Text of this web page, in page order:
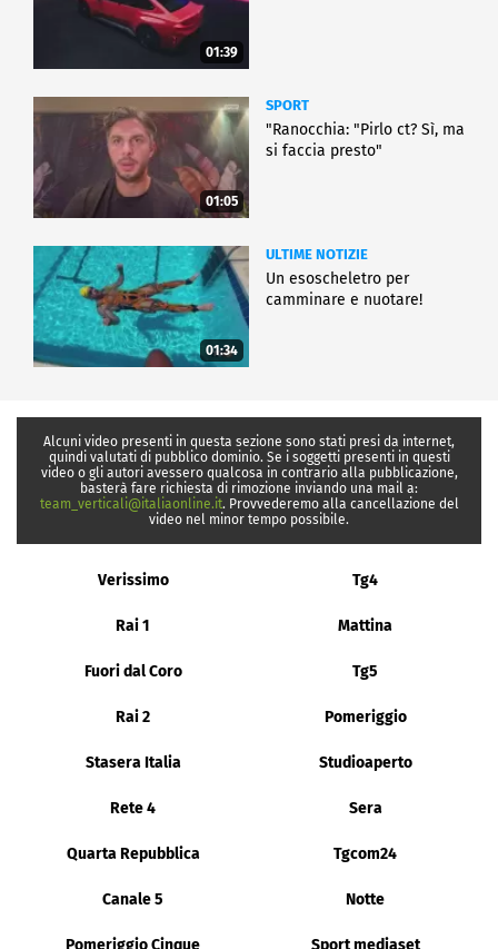
01:39
01:05
SPORT
"Ranocchia: "Pirlo ct? Sì, ma
si faccia presto"
01:34
ULTIME NOTIZIE
Un esoscheletro per
camminare e nuotare!
Alcuni video presenti in questa sezione sono stati presi da internet,
quindi valutati di pubblico dominio. Se i soggetti presenti in questi
video o gli autori avessero qualcosa in contrario alla pubblicazione,
basterà fare richiesta di rimozione inviando una mail a:
team_verticali@italiaonline.it. Provvederemo alla cancellazione del
video nel minor tempo possibile.
Verissimo Tg4
Rai 1 Mattina
Fuori dal Coro Tg5
Rai 2 Pomeriggio
Stasera Italia Studioaperto
Rete 4 Sera
Quarta Repubblica Tgcom24
Canale 5 Notte